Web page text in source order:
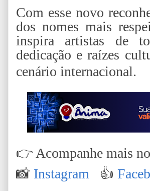
Com esse novo
dos nomes mais
inspira artistas de
dedicação e raízes
cenário internacional.
👉 Acompanhe mais
📸 Instagram 👍